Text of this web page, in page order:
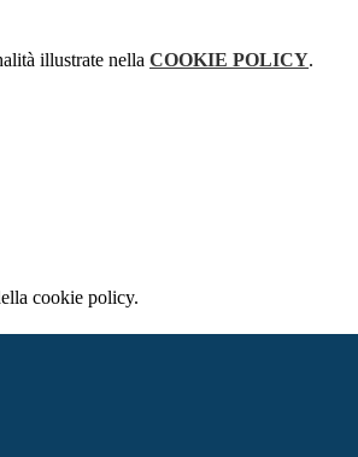
illustrate nella COOKIE POLICY.
cookie policy.